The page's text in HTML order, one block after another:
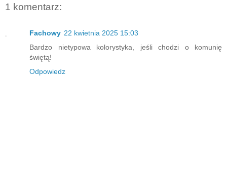
1 komentarz:
Fachowy 22 kwietnia 2025 15:03
Bardzo nietypowa kolorystyka, jeśli chodzi o komunię
świętą!
Odpowiedz